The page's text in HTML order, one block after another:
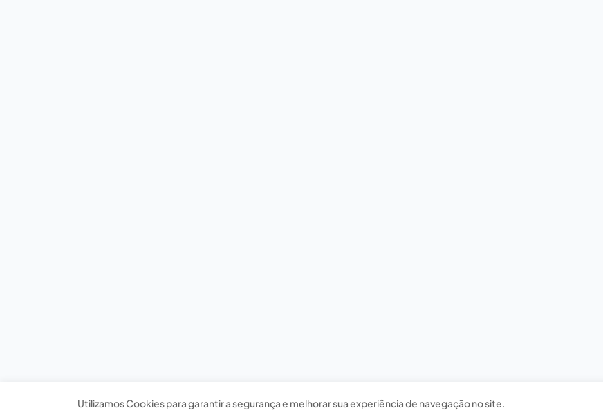
Utilizamos Cookies para garantir a segurança e melhorar sua experiência de navegação no site.